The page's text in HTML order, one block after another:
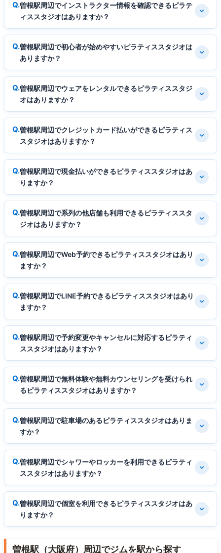
曽根駅周辺でインストラクター情報を確認できるピラテ
ィススタジオはありますか？
曽根駅周辺で初心者が始めやすいピラティススタジオは
ありますか？
曽根駅周辺でウェアをレンタルできるピラティススタジ
オはありますか？
曽根駅周辺でクレジットカード払いができるピラティス
スタジオはありますか？
曽根駅周辺で現金払いができるピラティススタジオはあ
りますか？
曽根駅周辺で系列の他店舗も利用できるピラティススタ
ジオはありますか？
曽根駅周辺でWeb予約できるピラティススタジオはあり
ますか？
曽根駅周辺でLINE予約できるピラティススタジオはあり
ますか？
曽根駅周辺で予約変更やキャンセルに対応するピラティ
ススタジオはありますか？
曽根駅周辺で無料体験や無料カウンセリングを受けられ
るピラティススタジオはありますか？
曽根駅周辺で駐車場のあるピラティススタジオはありま
すか？
曽根駅周辺でシャワーやロッカーを利用できるピラティ
ススタジオはありますか？
曽根駅周辺で個室を利用できるピラティススタジオはあ
りますか？
曽根駅（大阪府）周辺でジムを駅から探す